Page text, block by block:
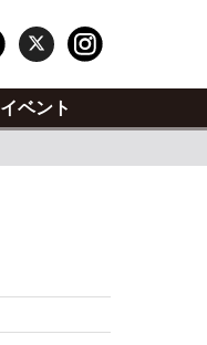
イベント